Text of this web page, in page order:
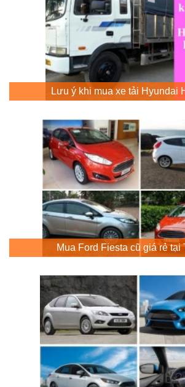
Lưu ý khi mua xe tải Hyundai
Mua Ford Fiesta cũ giá rẻ tại